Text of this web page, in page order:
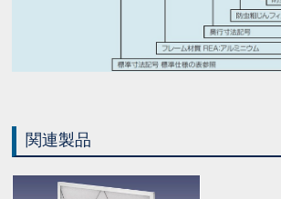
関連製品